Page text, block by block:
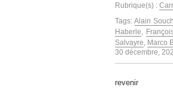
Rubrique(s) :
Tags:Alain
Haberle,
Salvayre, Marco
30 décembre,
revenir